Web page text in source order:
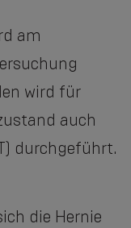
am
wird für
auch
durchgeführt.
die Hernie